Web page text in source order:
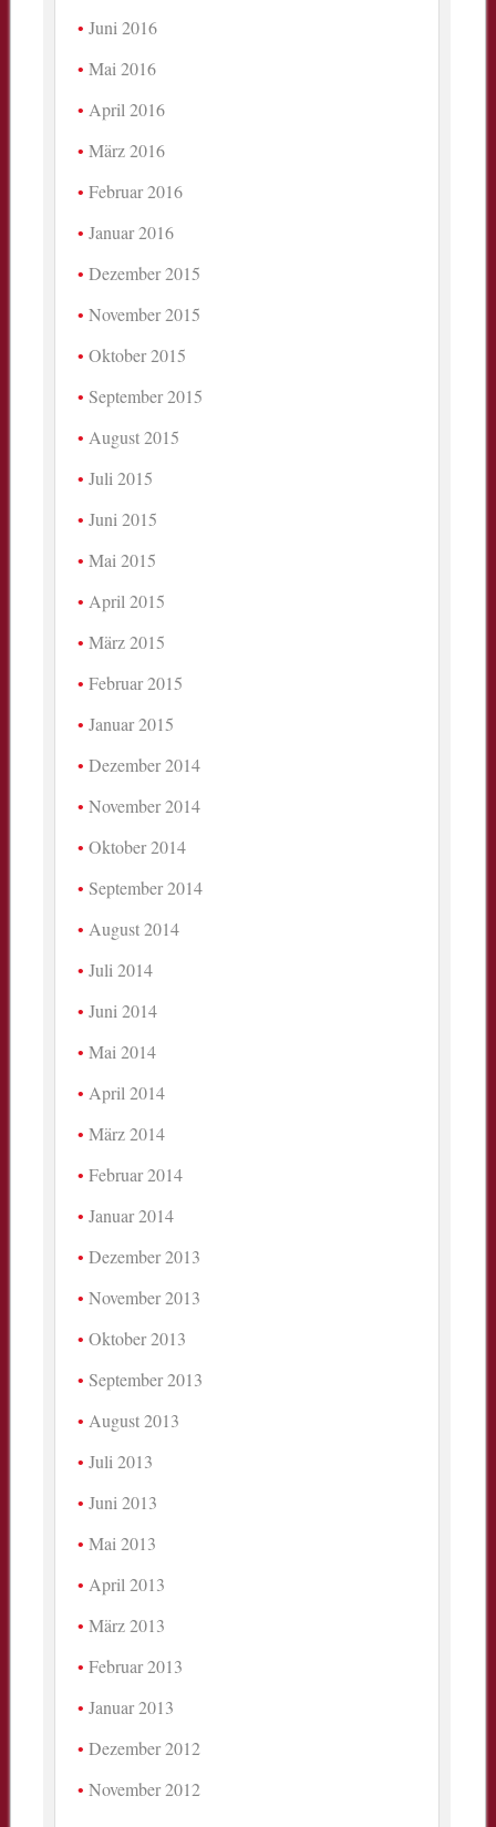
Juni 2016
Mai 2016
April 2016
März 2016
Februar 2016
Januar 2016
Dezember 2015
November 2015
Oktober 2015
September 2015
August 2015
Juli 2015
Juni 2015
Mai 2015
April 2015
März 2015
Februar 2015
Januar 2015
Dezember 2014
November 2014
Oktober 2014
September 2014
August 2014
Juli 2014
Juni 2014
Mai 2014
April 2014
März 2014
Februar 2014
Januar 2014
Dezember 2013
November 2013
Oktober 2013
September 2013
August 2013
Juli 2013
Juni 2013
Mai 2013
April 2013
März 2013
Februar 2013
Januar 2013
Dezember 2012
November 2012